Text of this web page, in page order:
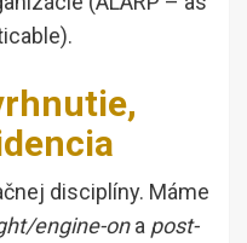
disciplíny. Máme
engine-ona post-